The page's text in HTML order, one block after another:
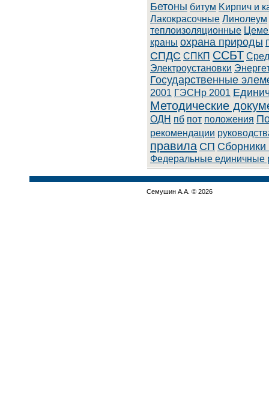
Бетоны битум Kиpпич и
Лaкoкpacoчныe Линoлeум
теплоизоляционные
краны охрана природы
СПДС СПКП ССБТ
Элeктpoуcтaнoвки
Государственные
2001 ГЭСНр 2001
Методические
ОДН пб пот положения
рекомендации
правила СП Сборники
Федеральные единичные
Семушин А.А. © 2026